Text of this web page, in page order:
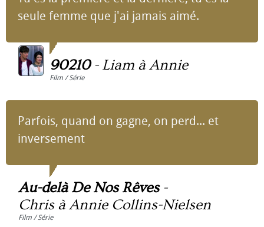
seule femme que j'ai jamais aimé.
90210- Liam à Annie
Film / Série
Parfois, quand on gagne, on perd... et
inversement
Au-delà De Nos Rêves-
Chris à Annie Collins-Nielsen
Film / Série